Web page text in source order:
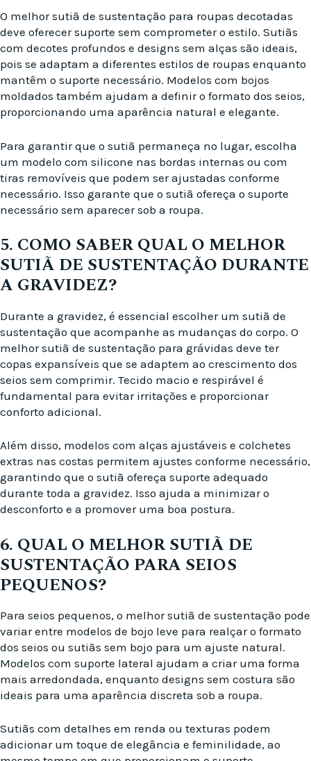
O melhor sutiã de sustentação para roupas decotadas
deve oferecer suporte sem comprometer o estilo. Sutiãs
com decotes profundos e designs sem alças são ideais,
pois se adaptam a diferentes estilos de roupas enquanto
mantêm o suporte necessário. Modelos com bojos
moldados também ajudam a definir o formato dos seios,
proporcionando uma aparência natural e elegante.
Para garantir que o sutiã permaneça no lugar, escolha
um modelo com silicone nas bordas internas ou com
tiras removíveis que podem ser ajustadas conforme
necessário. Isso garante que o sutiã ofereça o suporte
necessário sem aparecer sob a roupa.
5. COMO SABER QUAL O MELHOR
SUTIÃ DE SUSTENTAÇÃO DURANTE
A GRAVIDEZ?
Durante a gravidez, é essencial escolher um sutiã de
sustentação que acompanhe as mudanças do corpo. O
melhor sutiã de sustentação para grávidas deve ter
copas expansíveis que se adaptem ao crescimento dos
seios sem comprimir. Tecido macio e respirável é
fundamental para evitar irritações e proporcionar
conforto adicional.
Além disso, modelos com alças ajustáveis e colchetes
extras nas costas permitem ajustes conforme necessário,
garantindo que o sutiã ofereça suporte adequado
durante toda a gravidez. Isso ajuda a minimizar o
desconforto e a promover uma boa postura.
6. QUAL O MELHOR SUTIÃ DE
SUSTENTAÇÃO PARA SEIOS
PEQUENOS?
Para seios pequenos, o melhor sutiã de sustentação pode
variar entre modelos de bojo leve para realçar o formato
dos seios ou sutiãs sem bojo para um ajuste natural.
Modelos com suporte lateral ajudam a criar uma forma
mais arredondada, enquanto designs sem costura são
ideais para uma aparência discreta sob a roupa.
Sutiãs com detalhes em renda ou texturas podem
adicionar um toque de elegância e feminilidade, ao